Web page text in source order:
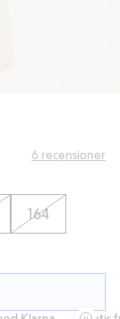
6 recensioner
164